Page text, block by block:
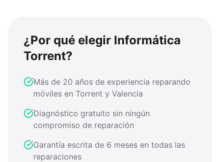
¿Por qué elegir Informática
Torrent?
Más de 20 años de experiencia reparando
móviles en Torrent y Valencia
Diagnóstico gratuito sin ningún
compromiso de reparación
Garantía escrita de 6 meses en todas las
reparaciones